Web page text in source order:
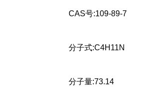
CAS号:109-89-7
分子式:C4H11N
分子量:73.14